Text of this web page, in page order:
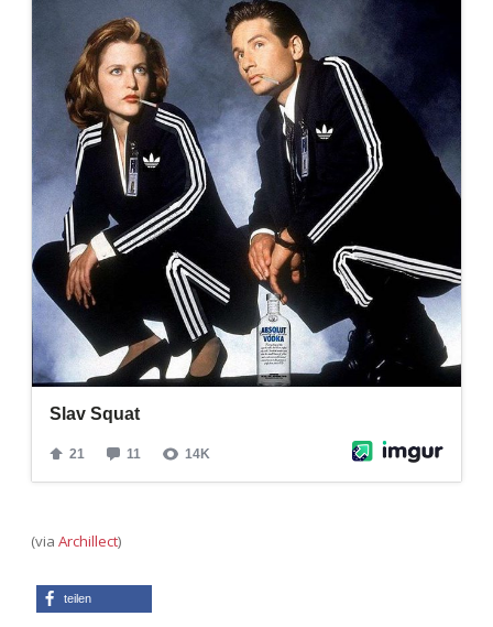
Wandnotizen
Adventskalender 2014
Adventskalender 2015
Adventskalender 2016
Adventskalender 2017
Adventskalender 2018
Adventskalender 2019
Adventskalender 2020
Adventskalender 2022
(via Archillect)
teilen